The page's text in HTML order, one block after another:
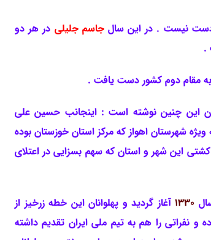
نیست . در این سالجاسم جلیلی در هر دو
.
به مقام دوم کشور دست یافت .
این چنین نوشته است : اینجانب حسین علی
شهرستان اهواز که مرکز استان خوزستان بوده
این شهر و استان که سهم بسزایی در اعتلای
1330 آغاز گردید و پهلوانان این خطه زرخیز از
و نفراتی را هم به تیم ملی ایران تقدیم داشته